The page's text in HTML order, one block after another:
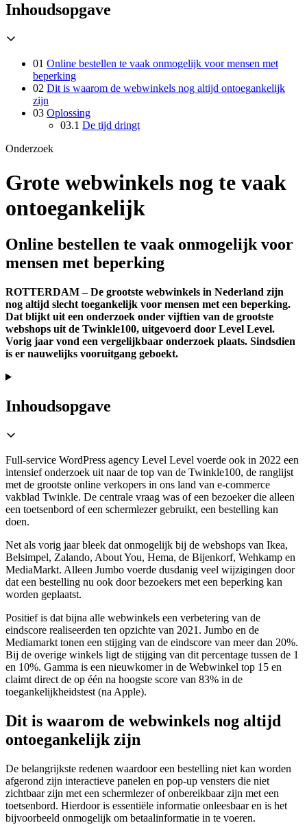
Inhoudsopgave
01 Online bestellen te vaak onmogelijk voor mensen met
beperking
02 Dit is waarom de webwinkels nog altijd ontoegankelijk
zijn
03 Oplossing
03.1 De tijd dringt
Onderzoek
Grote webwinkels nog te vaak
ontoegankelijk
Online bestellen te vaak onmogelijk voor
mensen met beperking
ROTTERDAM – De grootste webwinkels in Nederland zijn
nog altijd slecht toegankelijk voor mensen met een beperking.
Dat blijkt uit een onderzoek onder vijftien van de grootste
webshops uit de Twinkle100, uitgevoerd door Level Level.
Vorig jaar vond een vergelijkbaar onderzoek plaats. Sindsdien
is er nauwelijks vooruitgang geboekt.
Inhoudsopgave
Full-service WordPress agency Level Level voerde ook in 2022 een
intensief onderzoek uit naar de top van de Twinkle100, de ranglijst
met de grootste online verkopers in ons land van e-commerce
vakblad Twinkle. De centrale vraag was of een bezoeker die alleen
een toetsenbord of een schermlezer gebruikt, een bestelling kan
doen.
Net als vorig jaar bleek dat onmogelijk bij de webshops van Ikea,
Belsimpel, Zalando, About You, Hema, de Bijenkorf, Wehkamp en
MediaMarkt. Alleen Jumbo voerde dusdanig veel wijzigingen door
dat een bestelling nu ook door bezoekers met een beperking kan
worden geplaatst.
Positief is dat bijna alle webwinkels een verbetering van de
eindscore realiseerden ten opzichte van 2021. Jumbo en de
Mediamarkt tonen een stijging van de eindscore van meer dan 20%.
Bij de overige winkels ligt de stijging van dit percentage tussen de 1
en 10%. Gamma is een nieuwkomer in de Webwinkel top 15 en
claimt direct de op één na hoogste score van 83% in de
toegankelijkheidstest (na Apple).
Dit is waarom de webwinkels nog altijd
ontoegankelijk zijn
De belangrijkste redenen waardoor een bestelling niet kan worden
afgerond zijn interactieve panelen en pop-up vensters die niet
zichtbaar zijn met een schermlezer of onbereikbaar zijn met een
toetsenbord. Hierdoor is essentiële informatie onleesbaar en is het
bijvoorbeeld onmogelijk om betaalinformatie in te voeren.